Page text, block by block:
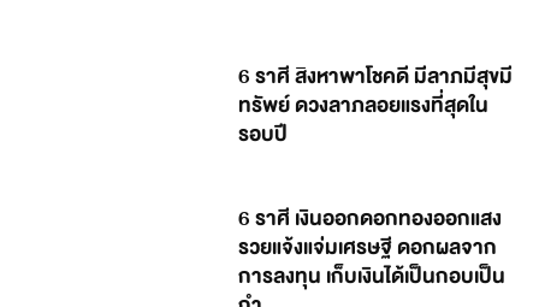
6 ราศี สิงหาพาโชคดี มีลาภมีสุขมี
ทรัพย์ ดวงลาภลอยแรงที่สุดใน
รอบปี
6 ราศี เงินออกดอกทองออกแสง
รวยแจ้งแจ่มเศรษฐี ดอกผลจาก
การลงทุน เก็บเงินได้เป็นกอบเป็น